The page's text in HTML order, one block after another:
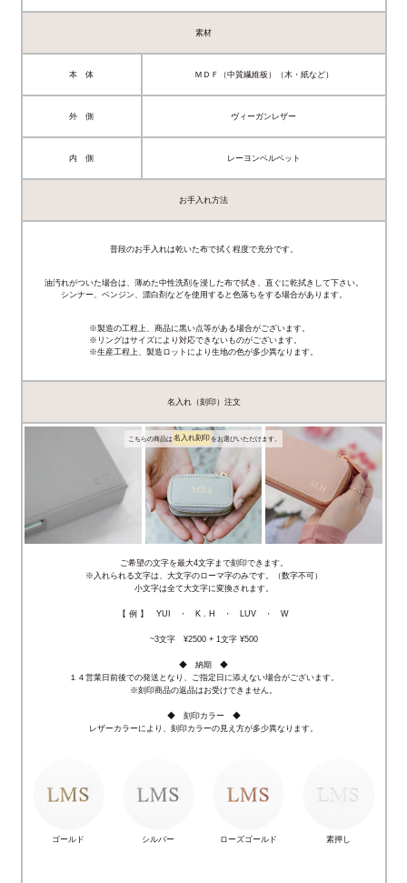
素材
本 体 ＭＤＦ（中質繊維板）（木・紙など）
外 側 ヴィーガンレザー
内 側 レーヨンベルベット
お手入れ方法
普段のお手入れは乾いた布で拭く程度で充分です。
油汚れがついた場合は、薄めた中性洗剤を浸した布で拭き、直ぐに乾拭きして下さい。
シンナー、ベンジン、漂白剤などを使用すると色落ちをする場合があります。
※製造の工程上、商品に黒い点等がある場合がございます。
※リングはサイズにより対応できないものがございます。
※生産工程上、製造ロットにより生地の色が多少異なります。
名入れ（刻印）注文
こちらの商品は名入れ刻印 をお選びいただけます。
ご希望の文字を最大4文字まで刻印できます。
※入れられる文字は、大文字のローマ字のみです。（数字不可）
小文字は全て大文字に変換されます。
【 例 】 YUI ・ K . H ・ LUV ・ W
~3文字 ¥2500 + 1文字 ¥500
◆ 納期 ◆
１４営業日前後での発送となり、ご指定日に添えない場合がございます。
※刻印商品の返品はお受けできません。
◆ 刻印カラー ◆
レザーカラーにより、刻印カラーの見え方が多少異なります。
ゴールド シルバー ローズゴールド 素押し